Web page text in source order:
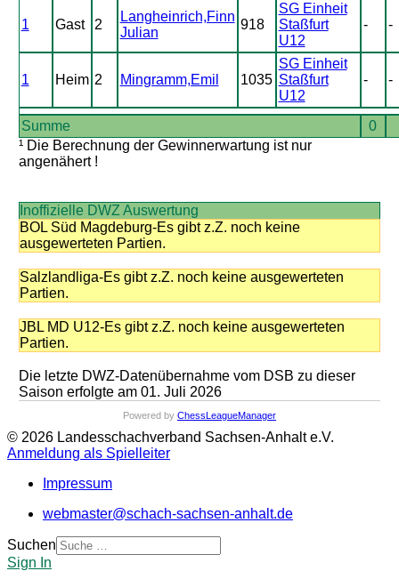
1 Gast 2
Langheinrich,Finn
Julian
918
SG Einheit
Staßfurt
U12
- -
1 Heim 2 Mingramm,Emil 1035
SG Einheit
Staßfurt
U12
- -
Summe
0
¹ Die Berechnung der Gewinnerwartung ist nur
angenähert !
Inoffizielle DWZ Auswertung
BOL Süd Magdeburg-Es gibt z.Z. noch keine
ausgewerteten Partien.
Salzlandliga-Es gibt z.Z. noch keine ausgewerteten
Partien.
JBL MD U12-Es gibt z.Z. noch keine ausgewerteten
Partien.
Die letzte DWZ-Datenübernahme vom DSB zu dieser
Saison erfolgte am 01. Juli 2026
Powered by ChessLeagueManager
© 2026 Landesschachverband Sachsen-Anhalt e.V.
Anmeldung als Spielleiter
Impressum
webmaster@schach-sachsen-anhalt.de
Suchen
Sign In